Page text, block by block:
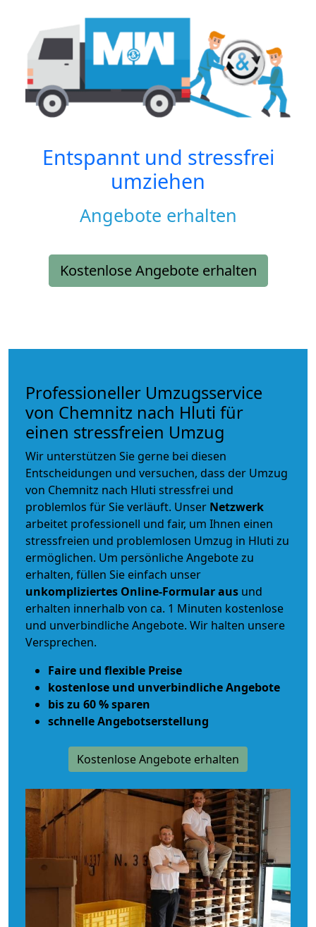
Entspannt und stressfrei
umziehen
Angebote erhalten
Kostenlose Angebote erhalten
Professioneller Umzugsservice
von Chemnitz nach Hluti für
einen stressfreien Umzug
Wir unterstützen Sie gerne bei diesen
Entscheidungen und versuchen, dass der Umzug
von Chemnitz nach Hluti stressfrei und
problemlos für Sie verläuft. Unser Netzwerk
arbeitet professionell und fair, um Ihnen einen
stressfreien und problemlosen Umzug in Hluti zu
ermöglichen. Um persönliche Angebote zu
erhalten, füllen Sie einfach unser
unkompliziertes Online-Formular aus und
erhalten innerhalb von ca. 1 Minuten kostenlose
und unverbindliche Angebote. Wir halten unsere
Versprechen.
Faire und flexible Preise
kostenlose und unverbindliche Angebote
bis zu 60 % sparen
schnelle Angebotserstellung
Kostenlose Angebote erhalten